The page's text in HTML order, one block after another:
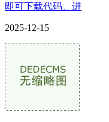
即可下载代码、进
2025-12-15